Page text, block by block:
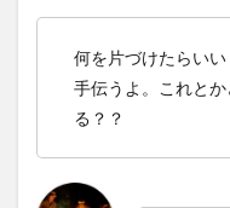
何を片づけたらい
手伝うよ。これと
る？？